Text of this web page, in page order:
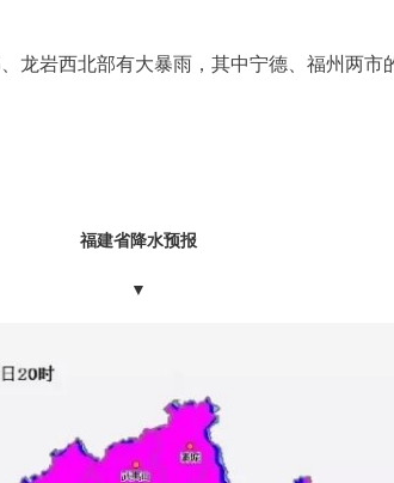
龙岩西北部有大暴雨，其中宁德、福州两
福建省降水预报
▼